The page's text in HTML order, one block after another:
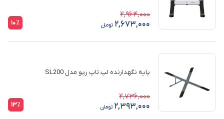
2,964,000
2,673,000 تومان 10٪
پایه نگهدارنده لپ تاپ رپو مدل SL200
2,736,000
2,393,000 تومان 13٪